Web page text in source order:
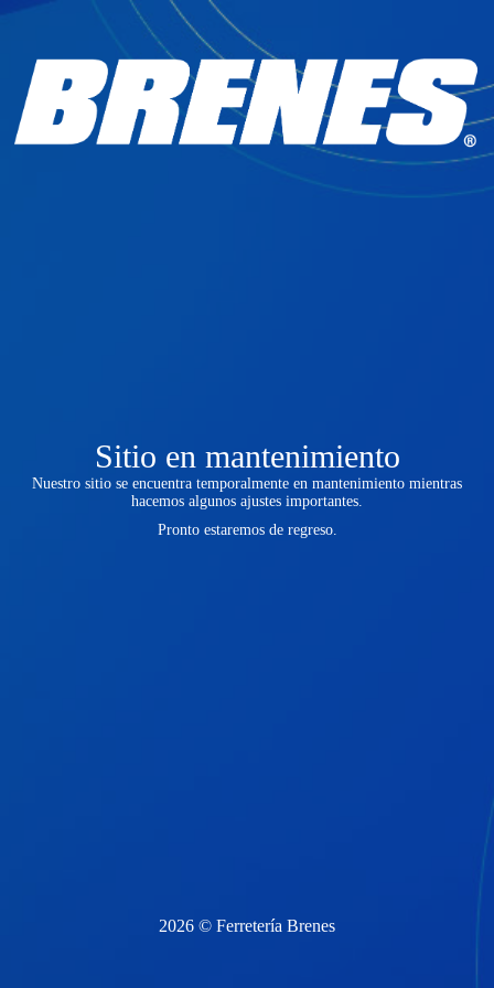
Sitio en mantenimiento
Nuestro sitio se encuentra temporalmente en mantenimiento mientras
hacemos algunos ajustes importantes.
Pronto estaremos de regreso.
2026 © Ferretería Brenes